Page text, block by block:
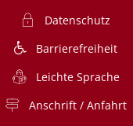
Datenschutz
Barrierefreiheit
Leichte Sprache
Anschrift / Anfahrt